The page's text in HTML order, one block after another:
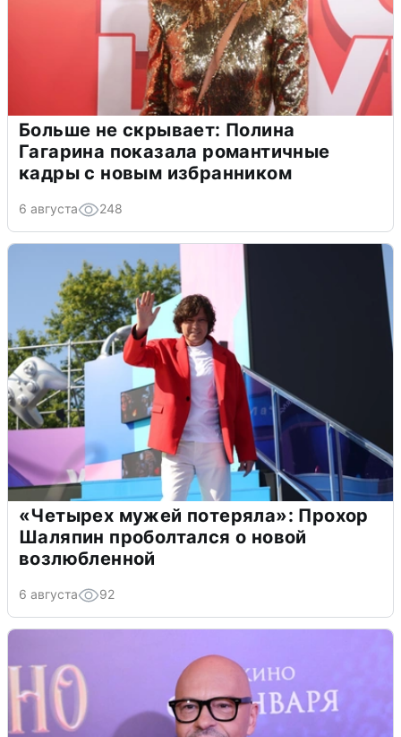
Больше не скрывает: Полина
Гагарина показала романтичные
кадры с новым избранником
6 августа 248
«Четырех мужей потеряла»: Прохор
Шаляпин проболтался о новой
возлюбленной
6 августа 92